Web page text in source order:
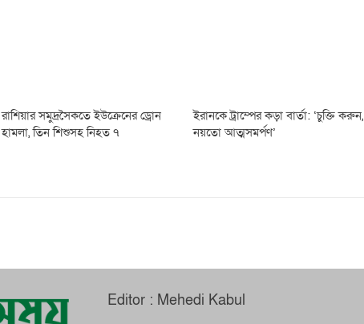
রাশিয়ার সমুদ্রসৈকতে ইউক্রেনের ড্রোন
হামলা, তিন শিশুসহ নিহত ৭
ইরানকে ট্রাম্পের কড়া বার্তা: ‘চুক্তি করুন,
নয়তো আত্মসমর্পণ’
Editor : Mehedi Kabul